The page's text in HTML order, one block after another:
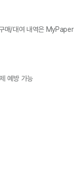
매/대여 내역은 MyPaper
예방 가능